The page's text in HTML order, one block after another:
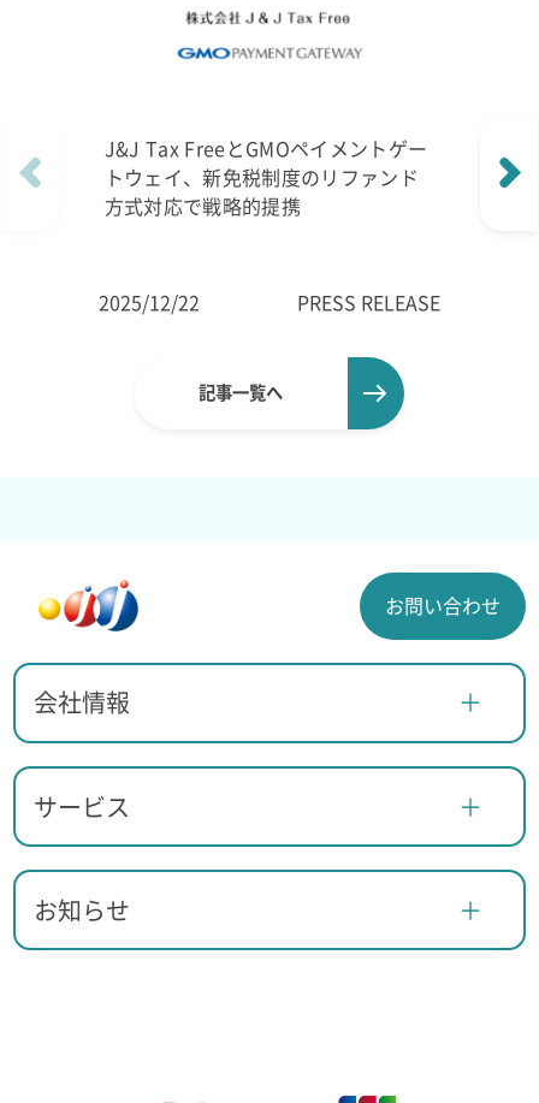
J&J Tax FreeとGMOペイメントゲー
トウェイ、新免税制度のリファンド
方式対応で戦略的提携
2025/12/22 PRESS RELEASE
記事一覧へ
お問い合わせ
会社情報
サービス
お知らせ